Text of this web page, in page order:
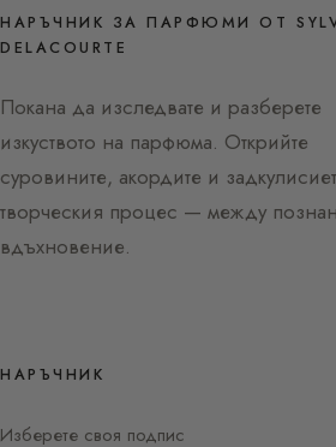
НАРЪЧНИК ЗА ПАРФЮМИ ОТ
DELACOURTE
Покана да изследвате и разберете
изкуството на парфюма. Открийте
суровините, акордите и
творческия процес — между
вдъхновение.
НАРЪЧНИК
Изберете своя подпис